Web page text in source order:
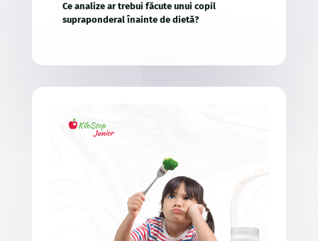
Ce analize ar trebui făcute unui copil
supraponderal înainte de dietă?